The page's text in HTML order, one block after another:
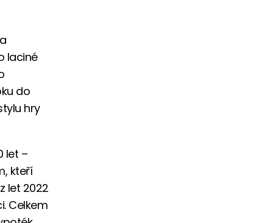
laciné
do
hry
let –
kteří
let 2022
Celkem